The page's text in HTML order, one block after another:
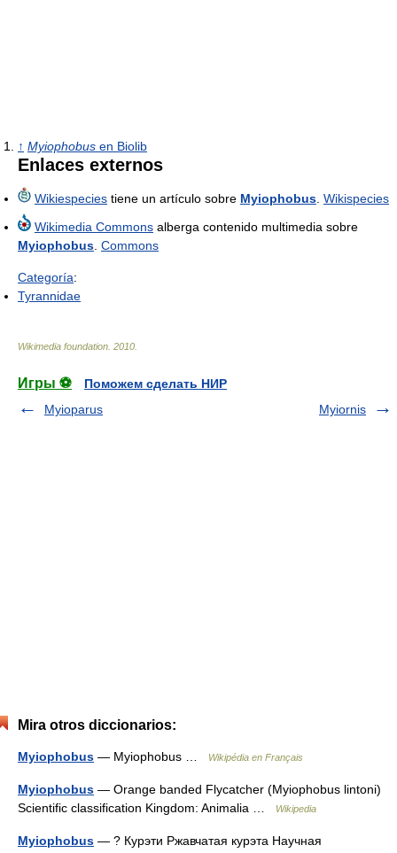
↑ Myiophobus en Biolib
Enlaces externos
Wikiespecies tiene un artículo sobre Myiophobus Wikispecies
Wikimedia Commons alberga contenido multimedia sobre
Myiophobus Commons
Categoría:
Tyrannidae
Wikimedia foundation 2010
Игры ⚽
Поможем сделать НИР
Myioparus
Myiornis
Mira otros diccionarios:
Myiophobus — Myiophobus … Wikipédia en Français
Myiophobus — Orange banded Flycatcher (Myiophobus lintoni)
Scientific classification Kingdom: Animalia …
Wikipedia
Myiophobus — ? Курэти Ржавчатая курэта Научная